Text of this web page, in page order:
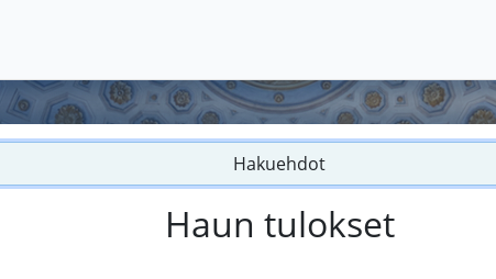
Hakuehdot
Haun tulokset